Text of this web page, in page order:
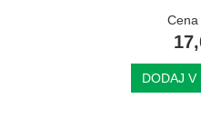
Cena
DODAJ V